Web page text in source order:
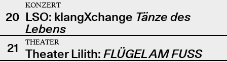
20
KONZERT
LSO: klangXchange Tänze des
Lebens
21
THEATER
Theater Lilith: FLÜGEL AM FUSS